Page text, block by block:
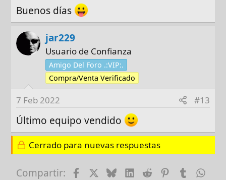
Buenos días
jar229
Usuario de Confianza
Amigo Del Foro .:VIP:.
Compra/Venta Verificado
7 Feb 2022 #13
Último equipo vendido
Cerrado para nuevas respuestas
Compartir: FacebookBlueskyLinkedIn
RedditPinterest
Tumblr